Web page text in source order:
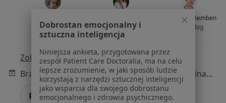
Dąbrowska
psycholog
psycholog
mgr Maria Bemben
psycholog
Zobacz wszystkich 8 specjalistów
Brak dostępnych specjalistów z wolnymi terminami w tym centrum medycznym.
Pokaż profil
Dobrostan emocjonalny i
sztuczna inteligencja
Niniejsza ankieta, przygotowana przez
zespół Patient Care Doctoralia, ma na celu
lepsze zrozumienie, w jaki sposób ludzie
korzystają z narzędzi sztucznej inteligencji
jako wsparcia dla swojego dobrostanu
emocjonalnego i zdrowia psychicznego.